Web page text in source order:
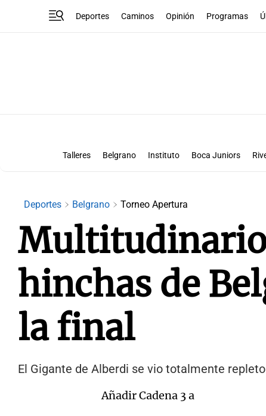
Deportes Caminos Opinión Programas
Talleres Belgrano Instituto Boca Juniors
Deportes Belgrano Torneo Apertura
Multitudinario
hinchas de
la final
El Gigante de Alberdi se vio totalmente
Añadir Cadena 3 a